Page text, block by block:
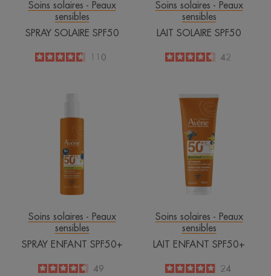
Soins solaires - Peaux
sensibles
SPRAY SOLAIRE SPF50
4.7
/5110
Soins solaires - Peaux
sensibles
LAIT SOLAIRE SPF50
4.5
/
5
42
SPF50+
Soins solaires - Peaux
sensibles
SPRAY ENFANT SPF50+
4.6
/
5
49
ENFANT
SPF50+
Soins solaires - Peaux
sensibles
LAIT ENFANT SPF50+
5
/
5
24